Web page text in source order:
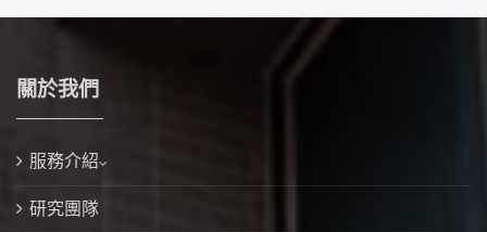
關於我們
服務介紹
研究團隊